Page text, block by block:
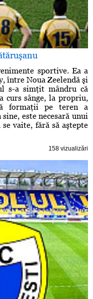
sportive. Ea a
între Noua Zeelendă şi
s-a simţit mândru că
curs sânge, la propriu,
formaţii pe teren a
este necesară unui
vaite, fără să aştepte
158 vizualizări